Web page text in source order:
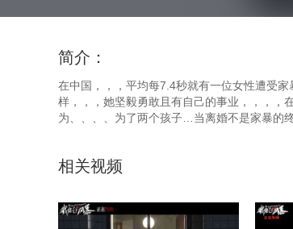
简介：
在中国，，，平均每7.4秒就有一位女性遭
样，，，她坚毅勇敢且有自己的事业，，
为、、、、为了两个孩子…当离婚不是家暴的
相关视频